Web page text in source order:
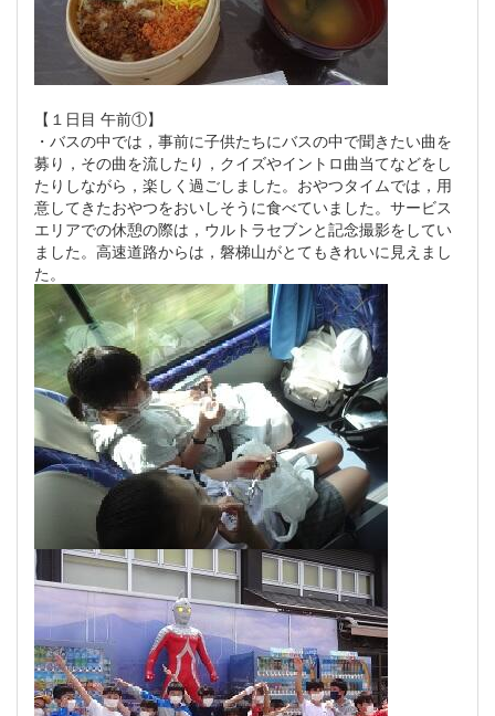
【１日目 午前①】
・バスの中では，事前に子供たちにバスの中で聞きたい曲を
募り，その曲を流したり，クイズやイントロ曲当てなどをし
たりしながら，楽しく過ごしました。おやつタイムでは，用
意してきたおやつをおいしそうに食べていました。サービス
エリアでの休憩の際は，ウルトラセブンと記念撮影をしてい
ました。高速道路からは，磐梯山がとてもきれいに見えまし
た。